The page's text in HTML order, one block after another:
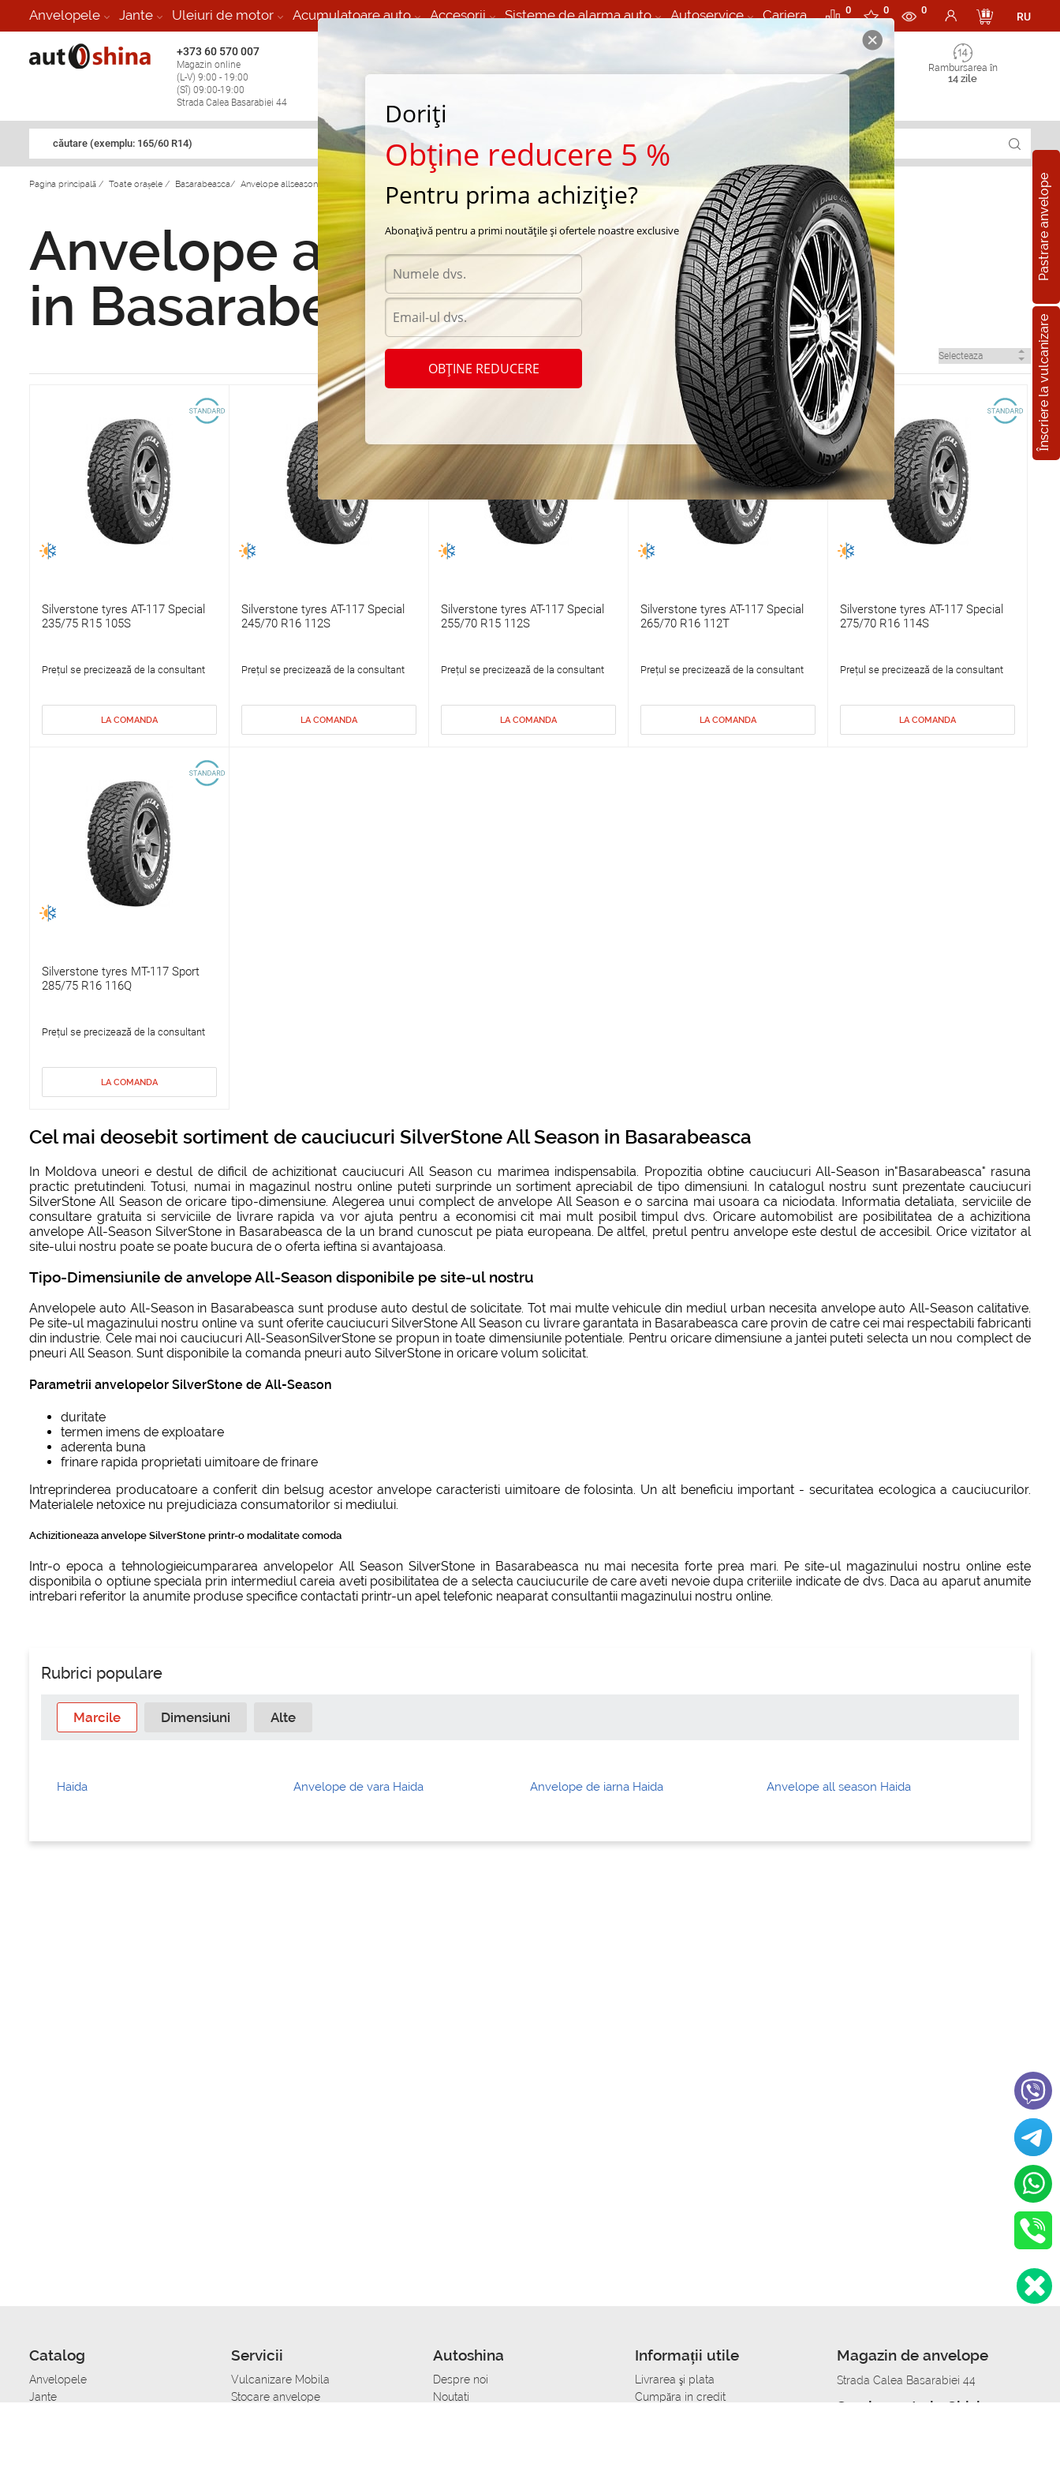
Anvelopele Jante Uleiuri de motor Acumulatoare auto Accesorii Sisteme de alarma auto Autoservice Cariera 0 0 0
RU
+373 60 570 007
Magazin online
(L-V) 9:00 - 19:00
(Sî) 09:00-19:00
Strada Calea Basarabiei 44
stop în toate regiunile
(L-V) 9:00 - 19:00
Rambursarea în
14 zile
căutare (exemplu: 165/60 R14)
Pastrare anvelope
Înscriere la vulcanizare
Pagina principală / Toate orașele / Basarabeasca/ Anvelope allseasons SilverStone in Basarabeasca
Anvelope allseasons SilverStone
in Basarabeasca
Silverstone tyres AT-117 Special
235/75 R15 105S
Prețul se precizează de la consultant
LA COMANDA
Silverstone tyres AT-117 Special
245/70 R16 112S
Prețul se precizează de la consultant
LA COMANDA
Silverstone tyres AT-117 Special
255/70 R15 112S
Prețul se precizează de la consultant
LA COMANDA
Silverstone tyres AT-117 Special
265/70 R16 112T
Prețul se precizează de la consultant
LA COMANDA
Silverstone tyres AT-117 Special
275/70 R16 114S
Prețul se precizează de la consultant
LA COMANDA
Silverstone tyres MT-117 Sport
285/75 R16 116Q
Prețul se precizează de la consultant
LA COMANDA
Cel mai deosebit sortiment de cauciucuri SilverStone All Season in Basarabeasca
In Moldova uneori e destul de dificil de achizitionat cauciucuri All Season cu marimea indispensabila. Propozitia obtine cauciucuri All-Season in"Basarabeasca" rasuna
practic pretutindeni. Totusi, numai in magazinul nostru online puteti surprinde un sortiment apreciabil de tipo dimensiuni. In catalogul nostru sunt prezentate cauciucuri
SilverStone All Season de oricare tipo-dimensiune. Alegerea unui complect de anvelope All Season e o sarcina mai usoara ca niciodata. Informatia detaliata, serviciile de
consultare gratuita si serviciile de livrare rapida va vor ajuta pentru a economisi cit mai mult posibil timpul dvs. Oricare automobilist are posibilitatea de a achizitiona
anvelope All-Season SilverStone in Basarabeasca de la un brand cunoscut pe piata europeana. De altfel, pretul pentru anvelope este destul de accesibil. Orice vizitator al
site-ului nostru poate se poate bucura de o oferta ieftina si avantajoasa.
Tipo-Dimensiunile de anvelope All-Season disponibile pe site-ul nostru
Anvelopele auto All-Season in Basarabeasca sunt produse auto destul de solicitate. Tot mai multe vehicule din mediul urban necesita anvelope auto All-Season calitative.
Pe site-ul magazinului nostru online va sunt oferite cauciucuri SilverStone All Season cu livrare garantata in Basarabeasca care provin de catre cei mai respectabili fabricanti
din industrie. Cele mai noi cauciucuri All-SeasonSilverStone se propun in toate dimensiunile potentiale. Pentru oricare dimensiune a jantei puteti selecta un nou complect de
pneuri All Season. Sunt disponibile la comanda pneuri auto SilverStone in oricare volum solicitat.
Parametrii anvelopelor SilverStone de All-Season
duritate
termen imens de exploatare
aderenta buna
frinare rapida proprietati uimitoare de frinare
Intreprinderea producatoare a conferit din belsug acestor anvelope caracteristi uimitoare de folosinta. Un alt beneficiu important - securitatea ecologica a cauciucurilor.
Materialele netoxice nu prejudiciaza consumatorilor si mediului.
Achizitioneaza anvelope SilverStone printr-o modalitate comoda
Intr-o epoca a tehnologieicumpararea anvelopelor All Season SilverStone in Basarabeasca nu mai necesita forte prea mari. Pe site-ul magazinului nostru online este
disponibila o optiune speciala prin intermediul careia aveti posibilitatea de a selecta cauciucurile de care aveti nevoie dupa criteriile indicate de dvs. Daca au aparut anumite
intrebari referitor la anumite produse specifice contactati printr-un apel telefonic neaparat consultantii magazinului nostru online.
Rubrici populare
Marcile Dimensiuni Alte
Haida Anvelope de vara Haida Anvelope de iarna Haida Anvelope all season Haida
Catalog
Anvelopele
Jante
Servicii
Vulcanizare Mobila
Stocare anvelope
Autoshina
Despre noi
Noutati
Informații utile
Livrarea şi plata
Сumpăra in credit
Magazin de anvelope
Strada Calea Basarabiei 44
Service auto in Chisinau
Doriți
Obține reducere 5 %
Pentru prima achiziție?
Abonațivă pentru a primi noutățile și ofertele noastre exclusive
OBȚINE REDUCERE